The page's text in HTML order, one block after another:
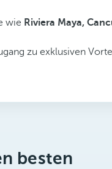
wie Riviera Maya,
zu exklusiven
besten